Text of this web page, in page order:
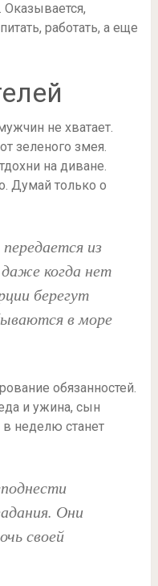
работать, а еще
не хватает.
зеленого змея.
на диване.
Думай только о
из
даже когда нет
берегут
в море
обязанностей.
и ужина, сын
неделю станет
Они
своей